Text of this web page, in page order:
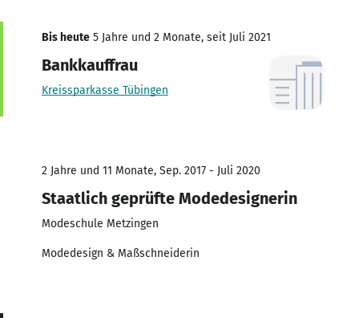
Bis heute 5 Jahre und 2 Monate, seit Juli 2021
Bankkauffrau
Kreissparkasse Tübingen
2 Jahre und 11 Monate, Sep. 2017 - Juli 2020
Staatlich geprüfte Modedesignerin
Modeschule Metzingen
Modedesign & Maßschneiderin